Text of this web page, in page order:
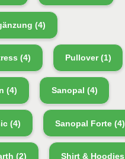
(4)
(4) Pullover(1)
(4) Sanopal (4)
(4) Sanopal Forte(4)
(2) Shirt & Hoodies